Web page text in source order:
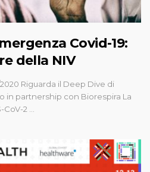
Covid-19:
della NIV
Riguarda il Deep Dive di
in partnership con Biorespira La
2 …